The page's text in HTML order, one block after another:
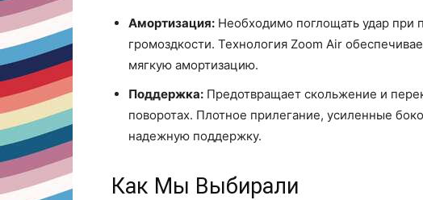
Амортизация: Необходимо поглощать удар при
громоздкости. Технология Zoom Air
мягкую амортизацию.
Поддержка: Предотвращает скольжение и
поворотах. Плотное прилегание, усиленные
надежную поддержку.
Как Мы Выбирали